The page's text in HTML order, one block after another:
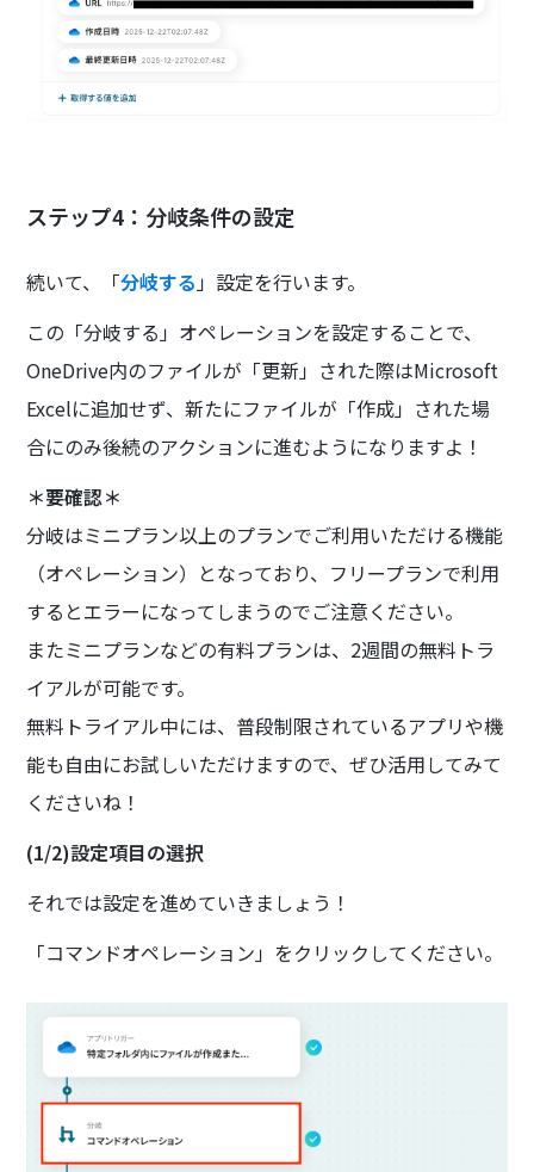
ステップ4：分岐条件の設定
続いて、「分岐する」設定を行います。
この「分岐する」オペレーションを設定することで、
OneDrive内のファイルが「更新」された際はMicrosoft
Excelに追加せず、新たにファイルが「作成」された場
合にのみ後続のアクションに進むようになりますよ！
＊要確認＊
分岐はミニプラン以上のプランでご利用いただける機能
（オペレーション）となっており、フリープランで利用
するとエラーになってしまうのでご注意ください。
またミニプランなどの有料プランは、2週間の無料トラ
イアルが可能です。
無料トライアル中には、普段制限されているアプリや機
能も自由にお試しいただけますので、ぜひ活用してみて
くださいね！
(1/2)設定項目の選択
それでは設定を進めていきましょう！
「コマンドオペレーション」をクリックしてください。